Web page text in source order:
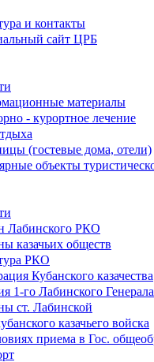
и контакты
сайт ЦРБ
материалы
- курортное лечение
(гостевые дома, отели)
объекты
Лабинского РКО
казачьих обществ
РКО
Кубанского казачества
1-го Лабинского
ст. Лабинской
казачьего войска
приема в Гос.